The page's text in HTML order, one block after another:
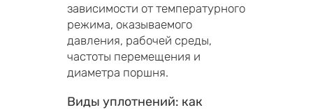
зависимости от температурного
режима, оказываемого
давления, рабочей среды,
частоты перемещения и
диаметра поршня.
Виды уплотнений: как